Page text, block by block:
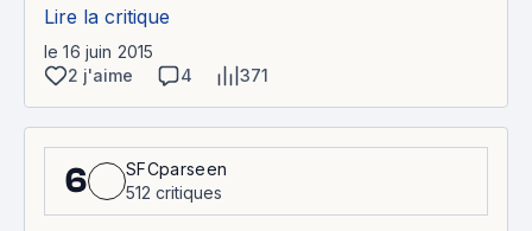
Lire la critique
le 16 juin 2015
2 j'aime
4 371
6
SFCparseen
512 critiques